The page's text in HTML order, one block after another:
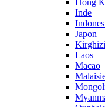
Hong
Inde
Japon
Laos
Macao